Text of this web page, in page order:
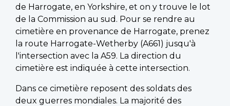
de Harrogate, en Yorkshire, et on y trouve le lot
de la Commission au sud. Pour se rendre au
cimetière en provenance de Harrogate, prenez
la route Harrogate-Wetherby (A661) jusqu'à
l'intersection avec la A59. La direction du
cimetière est indiquée à cette intersection.
Dans ce cimetière reposent des soldats des
deux guerres mondiales. La majorité des